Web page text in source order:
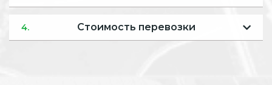
4. Стоимость перевозки